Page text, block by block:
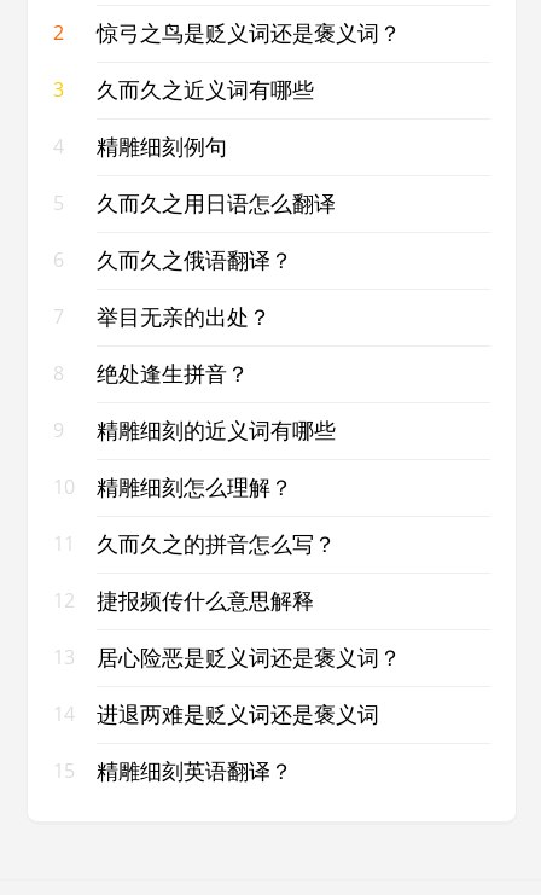
2 惊弓之鸟是贬义词还是褒义词？
3 久而久之近义词有哪些
4 精雕细刻例句
5 久而久之用日语怎么翻译
6 久而久之俄语翻译？
7 举目无亲的出处？
8 绝处逢生拼音？
9 精雕细刻的近义词有哪些
10 精雕细刻怎么理解？
11 久而久之的拼音怎么写？
12 捷报频传什么意思解释
13 居心险恶是贬义词还是褒义词？
14 进退两难是贬义词还是褒义词
15 精雕细刻英语翻译？